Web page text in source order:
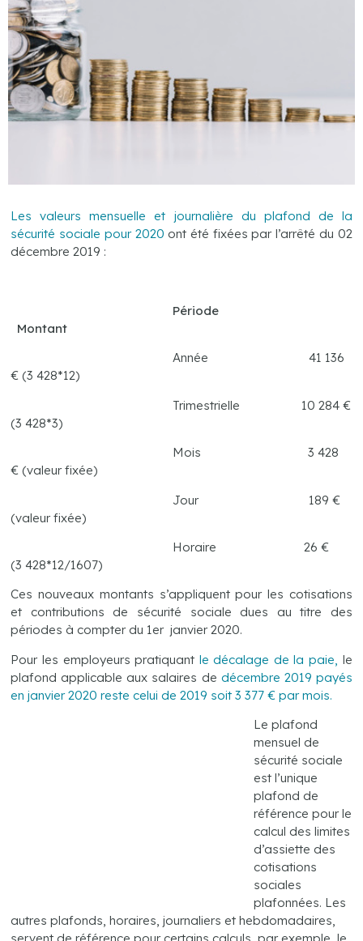
Les valeurs mensuelle et journalière du plafond de la
sécurité sociale pour 2020 ont été fixées par l’arrêté du 02
décembre 2019 :
Période
Montant
Année 41 136
€ (3 428*12)
Trimestrielle 10 284 €
(3 428*3)
Mois 3 428
€ (valeur fixée)
Jour 189 €
(valeur fixée)
Horaire 26 €
(3 428*12/1607)
Ces nouveaux montants s’appliquent pour les cotisations
et contributions de sécurité sociale dues au titre des
périodes à compter du 1er janvier 2020.
Pour les employeurs pratiquant le décalage de la paie, le
plafond applicable aux salaires de décembre 2019 payés
en janvier 2020 reste celui de 2019 soit 3 377 € par mois.
Le plafond
mensuel de
sécurité sociale
est l’unique
plafond de
référence pour le
calcul des limites
d’assiette des
cotisations
sociales
plafonnées. Les
autres plafonds, horaires, journaliers et hebdomadaires,